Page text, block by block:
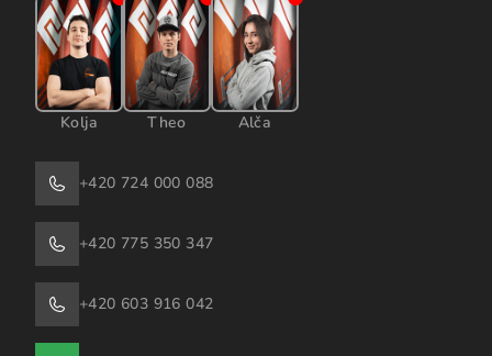
Kolja Theo Alča
+420 724 000 088
+420 775 350 347
+420 603 916 042